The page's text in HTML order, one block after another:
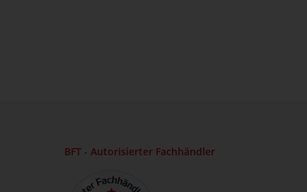
BFT - Autorisierter Fachhändler